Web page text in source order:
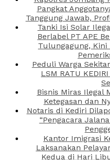
Pangkat
Tanggung Jawab,
Tanki Isi Solar
Berlabel PT APE
Tulungagung, Kini
Peduli Warga
LSM RATU
Bisnis Miras Ilegal
Ketegasan dan
Notaris di Kediri
“Pengacara
Kantor Imigrasi
Laksanakan
Kedua di Hari